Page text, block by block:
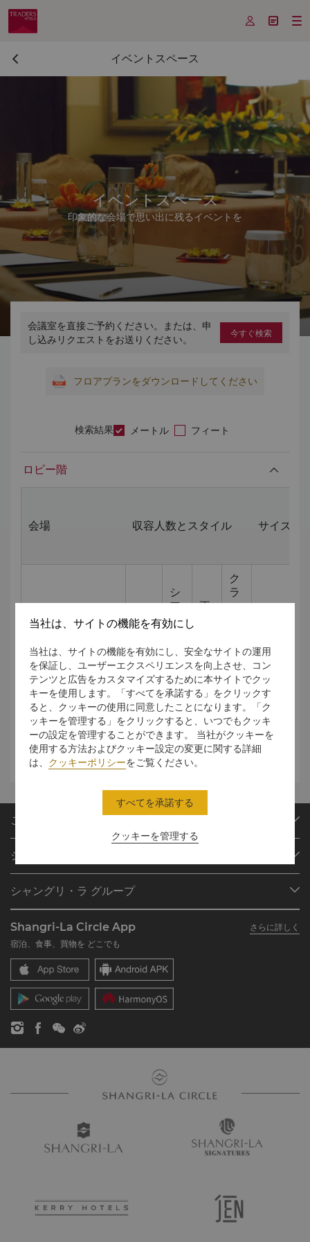
  
イベントスペース
イベントスペース
印象的な会場で思い出に残るイベントを
会議室を直接ご予約ください。または、申
し込みリクエストをお送りください。
今すぐ検索
フロアプランをダウンロードしてください
検索結果 メートル フィート
ロビー階
会場 収容人数とスタイル サイズ
シ
ア
タ
正
ク
ラ
ス
ム
サワボードルーム
*
40 40 20 15 13.5
ビーチフロント 500 x
* サワ会議室は、18名様まで収容可能な会議室としてご利用いただけま
す。
ご予約
ご予約の検索
レストラン＆バー
シャングリ・ラ サークル
シャングリ・ラ サークルに入会
よくあるお問合せや質問
SLCに関するお問い合わせ
シャングリ・ラ グループ
シャングリ・ラ ブランド
シャングリ・ラ センター
レジデンス
お問い合わせ
採用情報
企業の社会的責任
ニュース
Shangri-La Circle App
さらに詳しく
宿泊、食事、買物を どこでも
当社は、サイトの機能を有効にし
当社は、サイトの機能を有効にし、安全なサイトの運用
を保証し、ユーザーエクスペリエンスを向上させ、コン
テンツと広告をカスタマイズするために本サイトでクッ
キーを使用します。「すべてを承諾する」をクリックす
ると、クッキーの使用に同意したことになります。「ク
ッキーを管理する」をクリックすると、いつでもクッキ
ーの設定を管理することができます。 当社がクッキーを
使用する方法およびクッキー設定の変更に関する詳細
は、 クッキーポリシーをご覧ください。
クッキーを管理する
すべてを承諾する